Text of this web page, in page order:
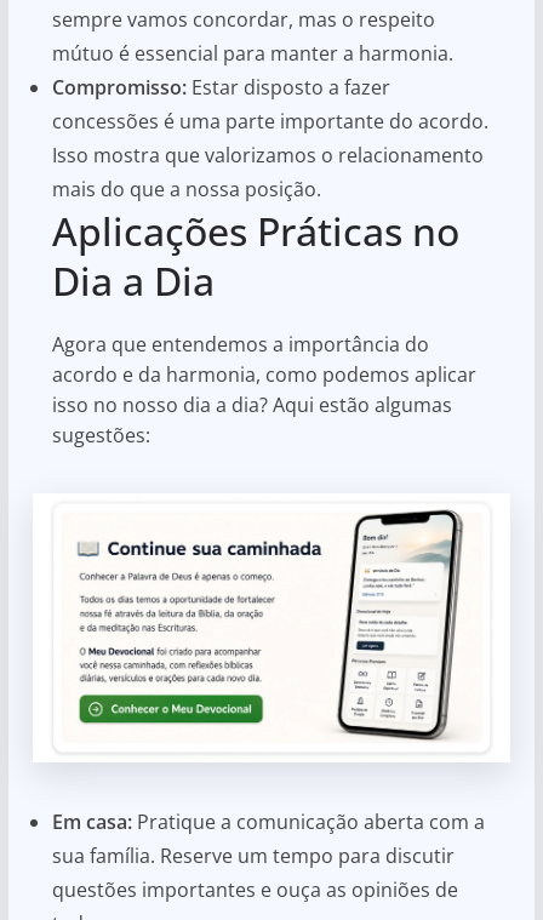
sempre vamos concordar, mas o respeito
mútuo é essencial para manter a harmonia.
Compromisso:Estar disposto a fazer
concessões é uma parte importante do acordo.
Isso mostra que valorizamos o relacionamento
mais do que a nossa posição.
Aplicações Práticas no
Dia a Dia
Agora que entendemos a importância do
acordo e da harmonia, como podemos aplicar
isso no nosso dia a dia? Aqui estão algumas
sugestões:
Em casa:Pratique a comunicação aberta com a
sua família. Reserve um tempo para discutir
questões importantes e ouça as opiniões de